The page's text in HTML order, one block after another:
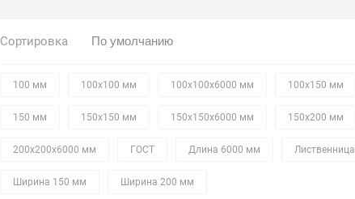
Сортировка
100 мм 100х100 мм 100х100х6000 мм 100х150 мм
150 мм 150х150 мм 150х150х6000 мм 150х200 мм
200х200х6000 мм ГОСТ Длина 6000 мм Лиственница
Ширина 150 мм Ширина 200 мм